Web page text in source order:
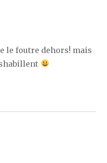
le foutre dehors! mais